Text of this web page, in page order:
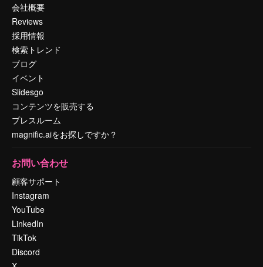
会社概要
Reviews
採用情報
検索トレンド
ブログ
イベント
Slidesgo
コンテンツを販売する
プレスルーム
magnific.aiをお探しですか？
お問い合わせ
顧客サポート
Instagram
YouTube
LinkedIn
TikTok
Discord